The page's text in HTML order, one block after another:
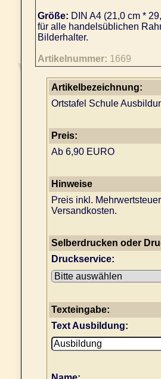
Größe: DIN A4 (21,0 cm *
für alle handelsüblichen
Bilderhalter.
Artikelnummer: 1669
Artikelbezeichnung:
Ortstafel Schule
Preis:
Ab 6,90 EURO
Hinweise
Preis inkl.
Versandkosten.
Selberdrucken oder
Druckservice:
Texteingabe:
Text Ausbildung: